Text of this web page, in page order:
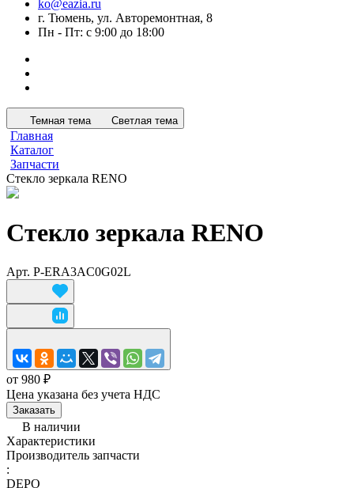
ko@eazia.ru
г. Тюмень, ул. Авторемонтная, 8
Пн - Пт: с 9:00 до 18:00
Темная тема Светлая тема
Главная
Каталог
Запчасти
Стекло зеркала RENO
Стекло зеркала RENO
Арт. P-ERA3AC0G02L
от 980 ₽
Цена указана без учета НДС
Заказать
В наличии
Характеристики
Производитель запчасти
:
DEPO